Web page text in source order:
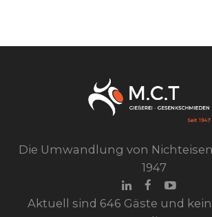
Die Umwandlung von
1947
Aktuell sind 646 Gäste und